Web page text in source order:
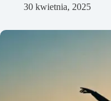
30 kwietnia, 2025